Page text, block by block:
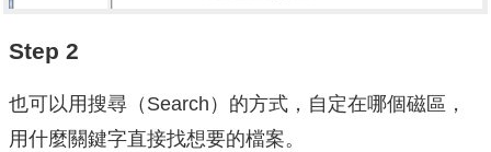
Step 2
也可以用搜尋（Search）的方式，自定在哪個磁區，
用什麼關鍵字直接找想要的檔案。